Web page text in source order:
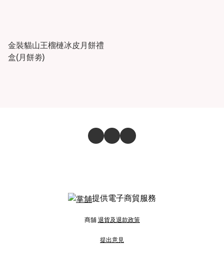
金裝貓山王榴槤冰皮月餅禮
盒(月餅劵)
提供電子商貿服務
商舖 退貨及退款政策
提出意見